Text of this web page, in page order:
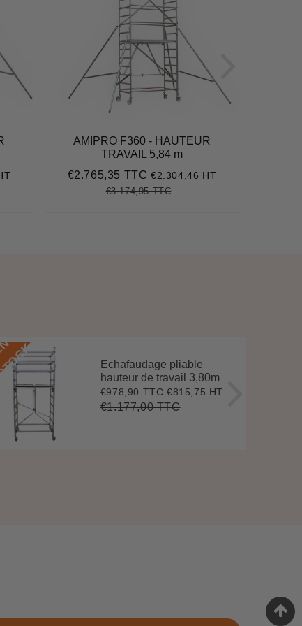
AMIPRO F360 - HAUTEUR
TRAVAIL 5,84 m
Prix
€2.765,35 TTC€2.765,35
€2.304,46 HT
Prix
€3.174,95 TTC€3.174,95
Echafaudage pliable
hauteur de travail 3,80m
Prix
réduit
€978,90 TTC €978,90
€815,75 HT
Prix
€1.177,00 TTC€1.177,00